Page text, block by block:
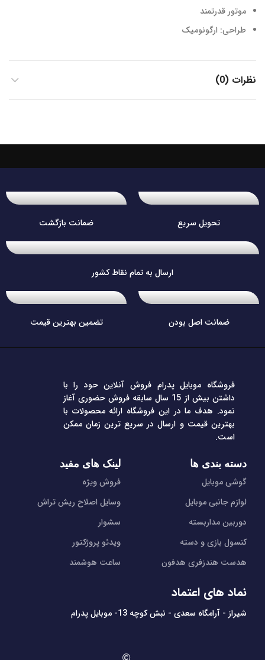
موتور قدرتمند
طراحی: ارگونومیک
نظرات (0)
تحویل سریع ضمانت بازگشت
ارسال به تمام نقاط کشور
ضمانت اصل بودن تضمین بهترین قیمت
فروشگاه موبایل پدرام فروش آنلاین حود را با
داشتن بیش از 15 سال سابقه فروش حضوری آغاز
نمود. هدف ما در این فروشگاه ارائه محصولات با
بهترین قیمت و ارسال در سریع ترین زمان ممکن
است.
دسته بندی ها
گوشی موبایل
لوازم جانبی موبایل
دوربین مداربسته
کنسول بازی و دسته
هدست هندزفری هدفون
لینک های مفید
فروش ویژه
وسایل اصلاح ریش تراش
سشوار
ویدئو پروژکتور
ساعت هوشمند
نماد های اعتماد
شیراز - آرامگاه سعدی - نبش کوچه 13- موبایل پدرام